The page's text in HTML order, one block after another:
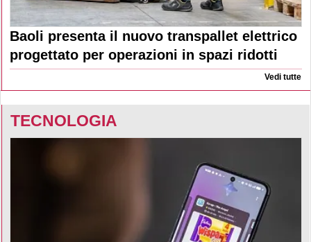
Baoli presenta il nuovo transpallet elettrico
progettato per operazioni in spazi ridotti
Vedi tutte
TECNOLOGIA